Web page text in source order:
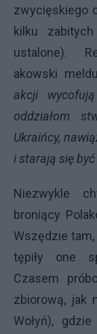
zwycięskiego
kilku
ustalone).
akowski
akcji
oddziałom
Ukraińcy,
i starają się
Niezwykle
broniący
Wszędzie
tępiły one
Czasem
zbiorową, jak
Wołyń),